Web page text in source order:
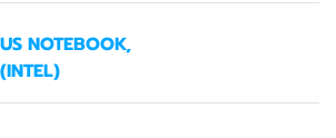
NOTEBOOK,